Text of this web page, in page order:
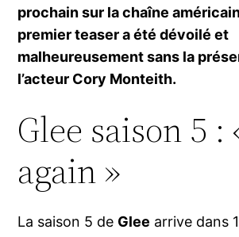
prochain sur la chaîne
premier teaser a été dévoilé et
malheureusement sans la
l’acteur Cory Monteith.
Glee saison 5 :
again »
La saison 5 de Glee arrive dans